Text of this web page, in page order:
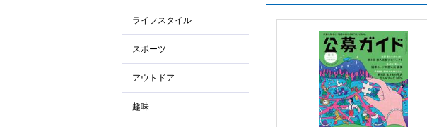
ライフスタイル
スポーツ
アウトドア
趣味